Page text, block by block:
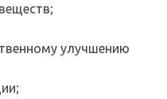
улучшению